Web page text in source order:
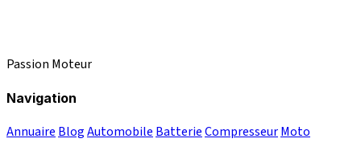
Passion Moteur
Navigation
Annuaire BlogAutomobile BatterieCompresseurMoto